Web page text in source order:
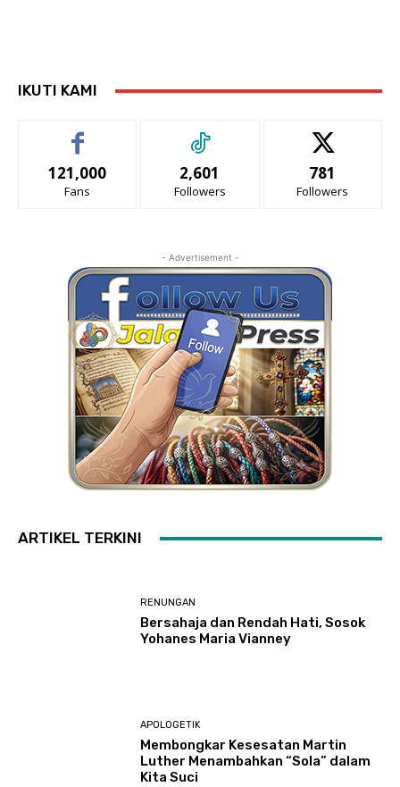
IKUTI KAMI
121,000
Fans
2,601
Followers
781
Followers
- Advertisement -
ARTIKEL TERKINI
RENUNGAN
Bersahaja dan Rendah Hati, Sosok
Yohanes Maria Vianney
APOLOGETIK
Membongkar Kesesatan Martin
Luther Menambahkan “Sola” dalam
Kita Suci